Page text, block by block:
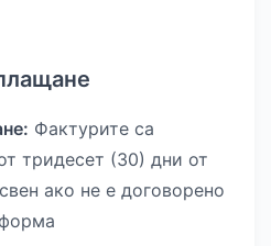
Фактурите са
тридесет (30) дни от
ако не е договорено